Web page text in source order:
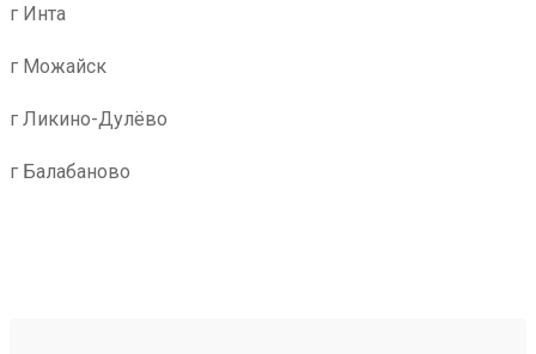
г Инта
г Можайск
г Ликино-Дулёво
г Балабаново